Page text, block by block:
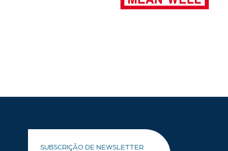
SUBSCRIÇÃO DE NEWSLETTER